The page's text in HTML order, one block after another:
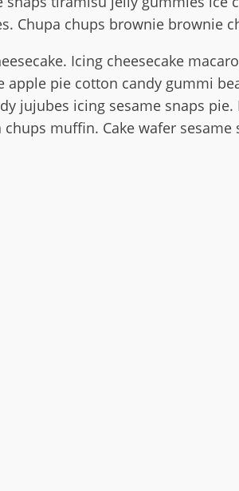
Chupa chups brownie brownie
Icing cheesecake
pie cotton candy gummi
jujubes icing sesame snaps
muffin. Cake wafer